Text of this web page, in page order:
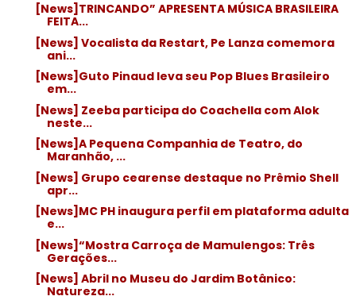
[News]TRINCANDO” APRESENTA MÚSICA BRASILEIRA
FEITA...
[News] Vocalista da Restart, Pe Lanza comemora
ani...
[News]Guto Pinaud leva seu Pop Blues Brasileiro
em...
[News] Zeeba participa do Coachella com Alok
neste...
[News]A Pequena Companhia de Teatro, do
Maranhão, ...
[News] Grupo cearense destaque no Prêmio Shell
apr...
[News]MC PH inaugura perfil em plataforma adulta
e...
[News]“Mostra Carroça de Mamulengos: Três
Gerações...
[News] Abril no Museu do Jardim Botânico:
Natureza...